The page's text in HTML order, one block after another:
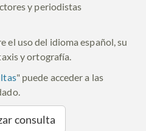
y periodistas
el uso del idioma español, su
y ortografía.
" puede acceder a las
consulta